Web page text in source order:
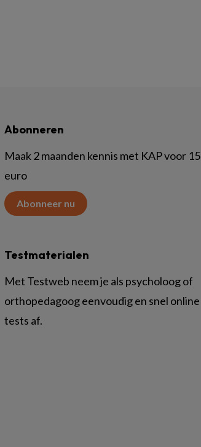
Abonneren
Maak 2 maanden kennis met KAP voor 15
euro
Abonneer nu
Testmaterialen
Met Testweb neem je als psycholoog of
orthopedagoog eenvoudig en snel online
tests af.